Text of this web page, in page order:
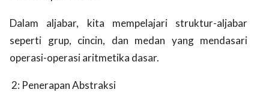
Dalam aljabar, kita mempelajari struktur-aljabar
seperti grup, cincin, dan medan yang mendasari
operasi-operasi aritmetika dasar.
2: Penerapan Abstraksi